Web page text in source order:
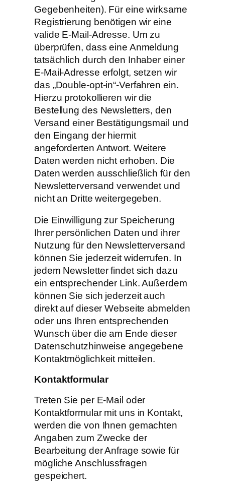
Gegebenheiten). Für eine wirksame
Registrierung benötigen wir eine
valide E-Mail-Adresse. Um zu
überprüfen, dass eine Anmeldung
tatsächlich durch den Inhaber einer
E-Mail-Adresse erfolgt, setzen wir
das „Double-opt-in“-Verfahren ein.
Hierzu protokollieren wir die
Bestellung des Newsletters, den
Versand einer Bestätigungsmail und
den Eingang der hiermit
angeforderten Antwort. Weitere
Daten werden nicht erhoben. Die
Daten werden ausschließlich für den
Newsletterversand verwendet und
nicht an Dritte weitergegeben.
Die Einwilligung zur Speicherung
Ihrer persönlichen Daten und ihrer
Nutzung für den Newsletterversand
können Sie jederzeit widerrufen. In
jedem Newsletter findet sich dazu
ein entsprechender Link. Außerdem
können Sie sich jederzeit auch
direkt auf dieser Webseite abmelden
oder uns Ihren entsprechenden
Wunsch über die am Ende dieser
Datenschutzhinweise angegebene
Kontaktmöglichkeit mitteilen.
Kontaktformular
Treten Sie per E-Mail oder
Kontaktformular mit uns in Kontakt,
werden die von Ihnen gemachten
Angaben zum Zwecke der
Bearbeitung der Anfrage sowie für
mögliche Anschlussfragen
gespeichert.